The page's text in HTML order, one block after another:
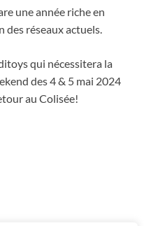
une année riche en
réseaux actuels.
qui nécessitera la
des 4 & 5 mai 2024
au Colisée!